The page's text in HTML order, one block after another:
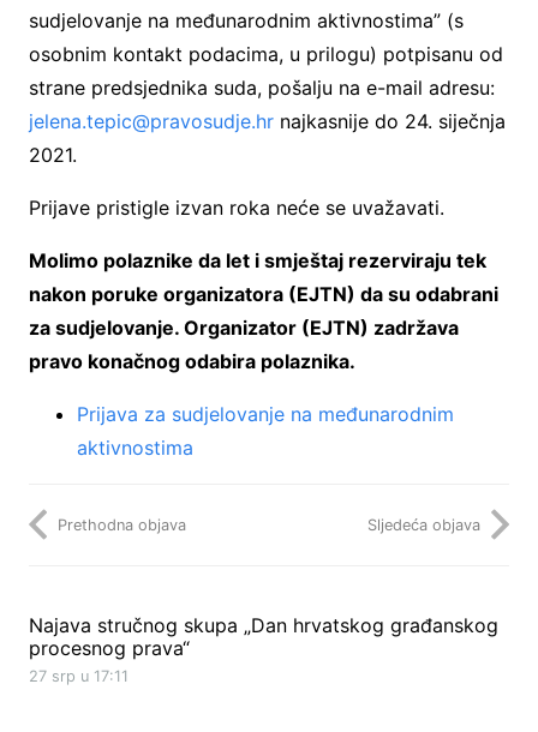
sudjelovanje na međunarodnim aktivnostima” (s
osobnim kontakt podacima, u prilogu) potpisanu od
strane predsjednika suda, pošalju na e-mail adresu:
jelena.tepic@pravosudje.hr najkasnije do 24. siječnja
2021.
Prijave pristigle izvan roka neće se uvažavati.
Molimo polaznike da let i smještaj rezerviraju tek
nakon poruke organizatora (EJTN) da su odabrani
za sudjelovanje. Organizator (EJTN) zadržava
pravo konačnog odabira polaznika.
Prijava za sudjelovanje na međunarodnim
aktivnostima
Prethodna objava Sljedeća objava
Najava stručnog skupa „Dan hrvatskog građanskog
procesnog prava“
27 srp u 17:11